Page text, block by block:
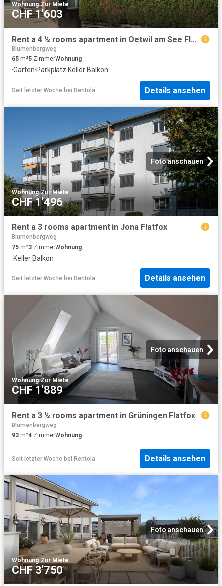
Wohnung·Zur Miete
CHF 1'603
Rent a 4 ½ rooms apartment in Oetwil am See Flatfox
Blumenbergweg
65 m²5 ZimmerWohnung
·Garten·Parkplatz·Keller·Balkon
Seit letzter Woche bei Rentola Details ansehen
Foto anschauen
Wohnung·Zur Miete
CHF 1'496
Rent a 3 rooms apartment in Jona Flatfox
Blumenbergweg
75 m²3 ZimmerWohnung
·Keller·Balkon
Seit letzter Woche bei Rentola Details ansehen
Foto anschauen
Wohnung·Zur Miete
CHF 1'889
Rent a 3 ½ rooms apartment in Grüningen Flatfox
Blumenbergweg
93 m²4 ZimmerWohnung
Seit letzter Woche bei Rentola Details ansehen
Foto anschauen
Wohnung·Zur Miete
CHF 3'750